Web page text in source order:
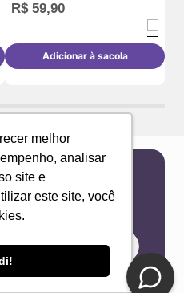
melhor
analisar
site e
este site, você
R$ 59,90
Adicionar à sacola
exclusivas em seu